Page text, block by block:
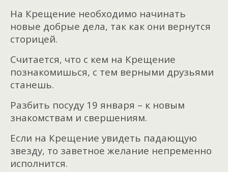
На Крещение необходимо начинать
новые добрые дела, так как они вернутся
сторицей.
Считается, что с кем на Крещение
познакомишься, с тем верными друзьями
станешь.
Разбить посуду 19 января – к новым
знакомствам и свершениям.
Если на Крещение увидеть падающую
звезду, то заветное желание непременно
исполнится.